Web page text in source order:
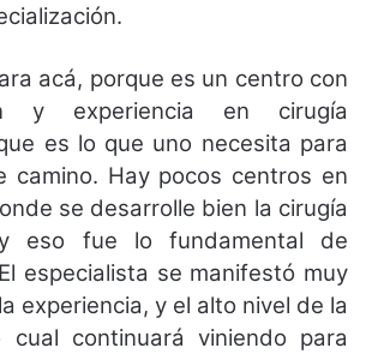
acá, porque es un centro con
y experiencia en cirugía
es lo que uno necesita para
camino. Hay pocos centros en
se desarrolle bien la cirugía
y eso fue lo fundamental de
especialista se manifestó muy
experiencia, y el alto nivel de la
cual continuará viniendo para